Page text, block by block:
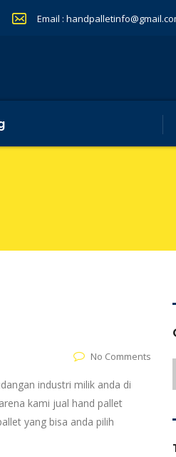
Email :
No Comments
industri milik anda di
kami jual hand pallet
yang bisa anda pilih